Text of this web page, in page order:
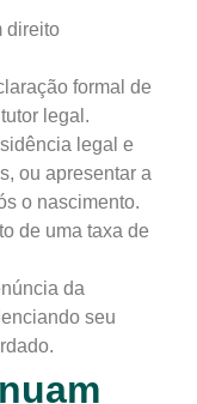
direito
formal de
legal.
legal e
, ou apresentar a
o nascimento.
de uma taxa de
da
seu